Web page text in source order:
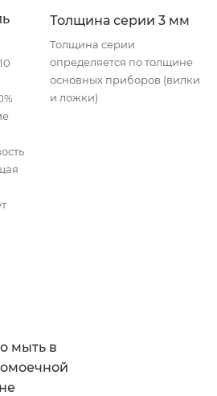
Толщина серии 3 мм
Толщина серии
определяется по толщине
основных приборов (вилки
и ложки)
мыть в